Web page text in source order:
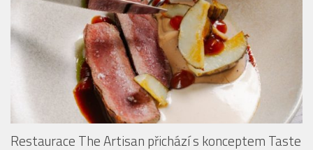
Restaurace The Artisan přichází s konceptem Taste
Our Story. Fine dining v centru Prahy dostává nový